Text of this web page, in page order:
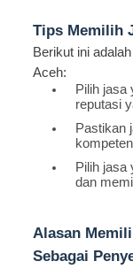
Tips Memilih
Berikut ini
Aceh:
Pilih jasa
reputasi
Pastikan
Pilih jasa
dan
Alasan
Sebagai